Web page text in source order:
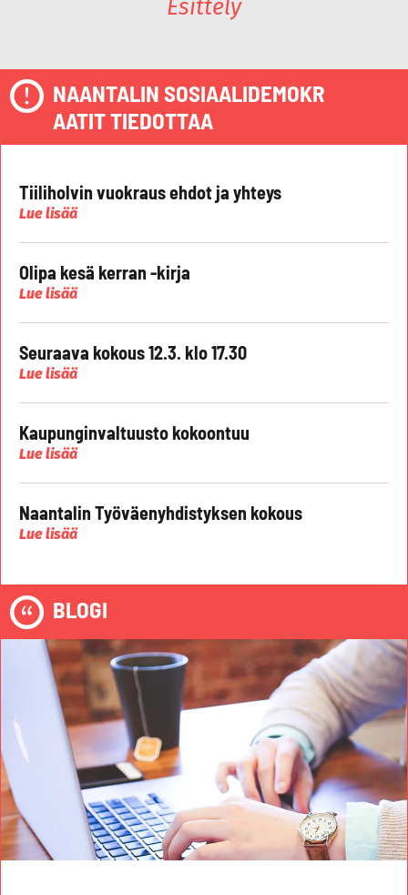
Esittely
NAANTALIN SOSIAALIDEMOKR
AATIT TIEDOTTAA
Tiiliholvin vuokraus ehdot ja yhteys
Lue lisää
Olipa kesä kerran -kirja
Lue lisää
Seuraava kokous 12.3. klo 17.30
Lue lisää
Kaupunginvaltuusto kokoontuu
Lue lisää
Naantalin Työväenyhdistyksen kokous
Lue lisää
BLOGI